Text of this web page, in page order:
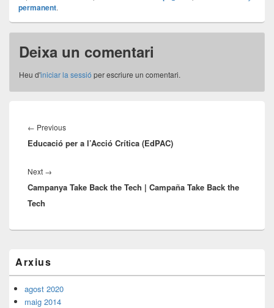
permanent.
Deixa un comentari
Heu d'iniciar la sessió per escriure un comentari.
d'entrades
← PreviousPrevious
post:
Educació per a l’Acció Crítica (EdPAC)
Next →
post:
Campanya Take Back the Tech | Campaña Take Back the
Tech
lateral
principal
Arxius
agost 2020
maig 2014